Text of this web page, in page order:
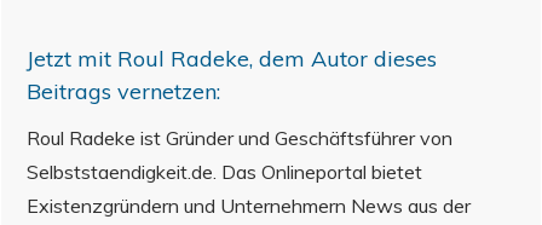
Jetzt mit Roul Radeke, dem Autor dieses
Beitrags vernetzen:
Roul Radeke ist Gründer und Geschäftsführer von
Selbststaendigkeit.de. Das Onlineportal bietet
Existenzgründern und Unternehmern News aus der